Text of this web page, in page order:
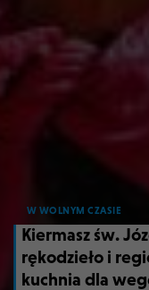
W WOLNYM CZASIE
Kiermasz św.
rękodzieło i
kuchnia dla